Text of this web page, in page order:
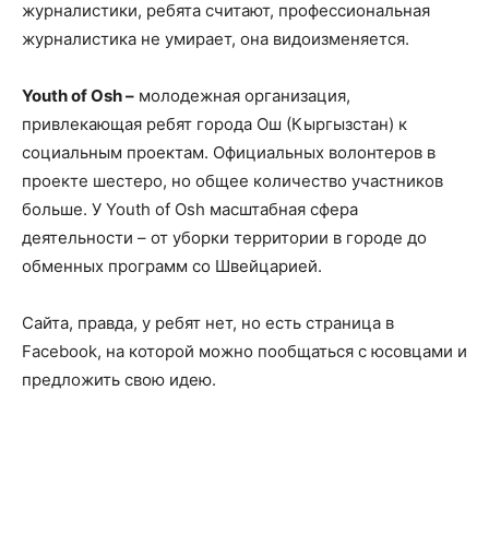
журналистики, ребята считают, профессиональная
журналистика не умирает, она видоизменяется.
Youth of Osh – молодежная организация,
привлекающая ребят города Ош (Кыргызстан) к
социальным проектам. Официальных волонтеров в
проекте шестеро, но общее количество участников
больше. У Youth of Osh масштабная сфера
деятельности – от уборки территории в городе до
обменных программ со Швейцарией.
Сайта, правда, у ребят нет, но есть страница в
Facebook, на которой можно пообщаться с юсовцами и
предложить свою идею.